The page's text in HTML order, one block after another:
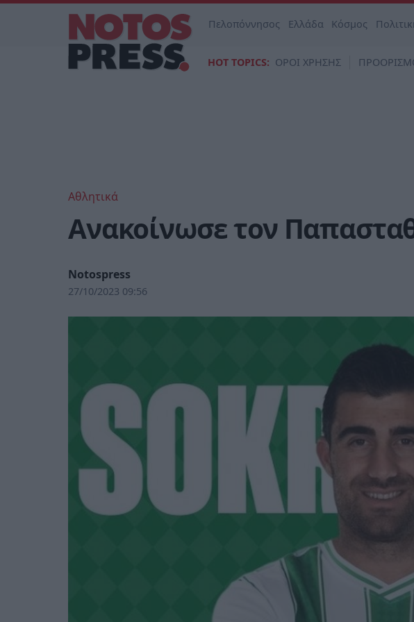
Πελοπόννησος Ελλάδα Κόσμος
HOT TOPICS: ΟΡΟΙ ΧΡΗΣΗΣ
Αθλητικά
Ανακοίνωσε τον
Notospress
27/10/2023 09:56